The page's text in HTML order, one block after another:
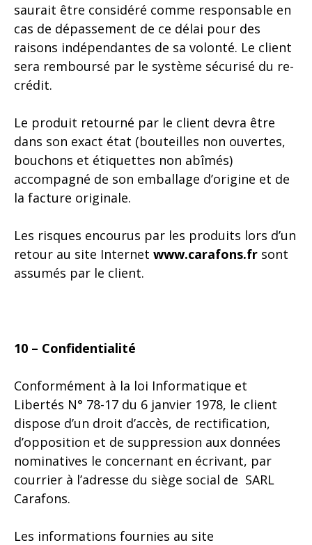
saurait être considéré comme responsable en
cas de dépassement de ce délai pour des
raisons indépendantes de sa volonté. Le client
sera remboursé par le système sécurisé du re-
crédit.
Le produit retourné par le client devra être
dans son exact état (bouteilles non ouvertes,
bouchons et étiquettes non abîmés)
accompagné de son emballage d’origine et de
la facture originale.
Les risques encourus par les produits lors d’un
retour au site Internet www.carafons.fr sont
assumés par le client.
10 – Confidentialité
Conformément à la loi Informatique et
Libertés N° 78-17 du 6 janvier 1978, le client
dispose d’un droit d’accès, de rectification,
d’opposition et de suppression aux données
nominatives le concernant en écrivant, par
courrier à l’adresse du siège social de SARL
Carafons.
Les informations fournies au site